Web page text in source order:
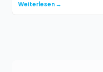
Weiterlesen →